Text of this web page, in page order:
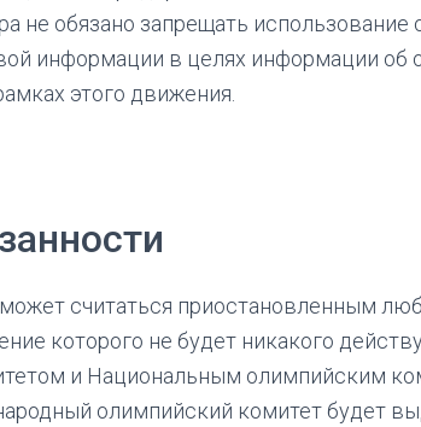
не обязано запрещать использование
информации в целях информации об
этого движения.
считаться приостановленным
которого не будет никакого
и Национальным олимпийским
олимпийский комитет будет